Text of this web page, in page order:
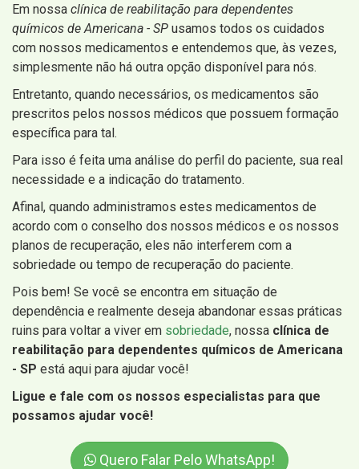
Em nossa clínica de reabilitação para dependentes
químicos de Americana - SP usamos todos os cuidados
com nossos medicamentos e entendemos que, às vezes,
simplesmente não há outra opção disponível para nós.
Entretanto, quando necessários, os medicamentos são
prescritos pelos nossos médicos que possuem formação
específica para tal.
Para isso é feita uma análise do perfil do paciente, sua real
necessidade e a indicação do tratamento.
Afinal, quando administramos estes medicamentos de
acordo com o conselho dos nossos médicos e os nossos
planos de recuperação, eles não interferem com a
sobriedade ou tempo de recuperação do paciente.
Pois bem! Se você se encontra em situação de
dependência e realmente deseja abandonar essas práticas
ruins para voltar a viver em sobriedade, nossa clínica de
reabilitação para dependentes químicos de Americana
- SP está aqui para ajudar você!
Ligue e fale com os nossos especialistas para que
possamos ajudar você!
Quero Falar Pelo WhatsApp!